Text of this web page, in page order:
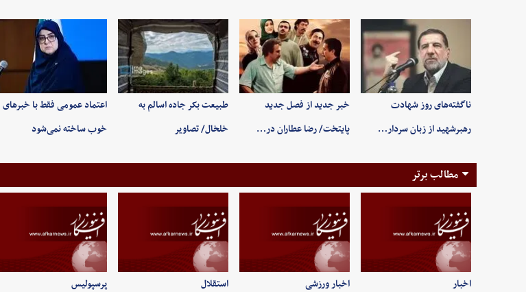
ناگفته‌های روز شهادت
رهبرشهید از زبان سردار…
خبر جدید از فصل جدید
پایتخت/ رضا عطاران در…
طبیعت بکر جاده اسالم به
خلخال/ تصاویر
اعتماد عمومی فقط با خبرهای
خوب ساخته نمی‌شود
مطالب برتر
اخبار اخبار ورزشی استقلال پرسپولیس